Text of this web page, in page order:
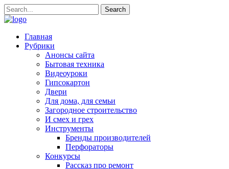
Главная
Рубрики
Анонсы сайта
Бытовая техника
Видеоуроки
Гипсокартон
Двери
Для дома, для семьи
Загородное строительство
И смех и грех
Инструменты
Бренды производителей
Перфораторы
Конкурсы
Рассказ про ремонт